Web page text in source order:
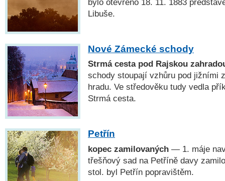
bylo otevřeno 18. 11. 1883
Libuše.
Nové Zámecké schody
Strmá cesta pod Rajskou
schody stoupají vzhůru pod jižními
hradu. Ve středověku tudy vedla
Strmá cesta.
Petřín
kopec zamilovaných — 1. máje
třešňový sad na Petříně davy
stol. byl Petřín popravištěm.